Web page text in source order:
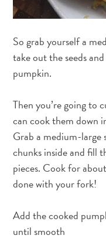
Museos
y
parques
Operadores
de
otro
Playas
Servicios
de
taxi
Sitios
buceo
y
So grab yourself a
take out the seeds
pumpkin.
Then you’re going to
can cook them down
Grab a medium-large
chunks inside and fill
pieces. Cook for
done with your fork!
Add the cooked
until smooth